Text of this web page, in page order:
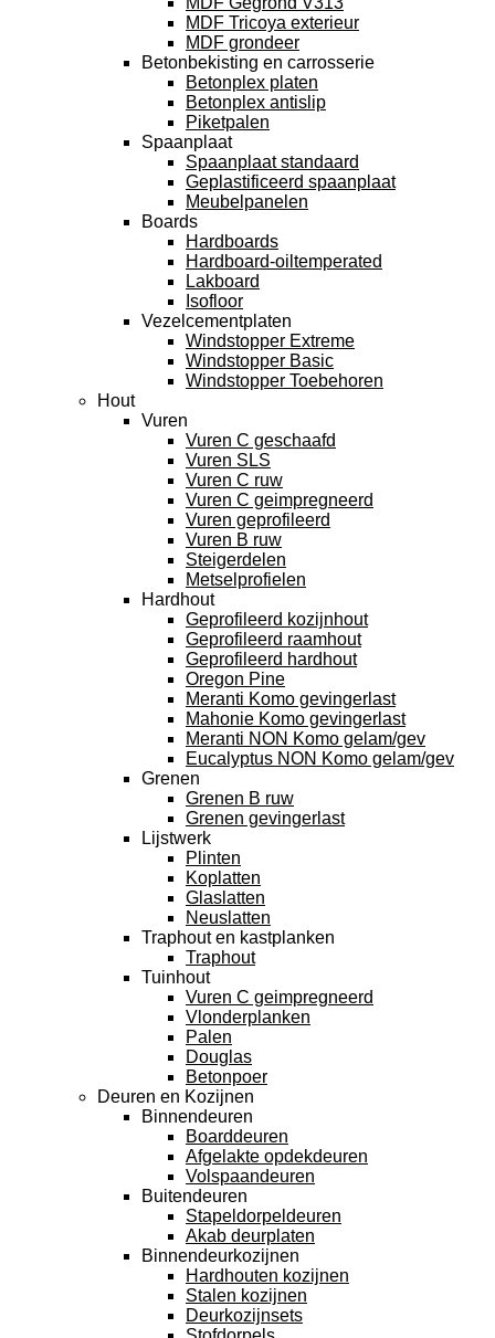
MDF Tricoya exterieur
MDF grondeer
Betonbekisting en carrosserie
Betonplex platen
Betonplex antislip
Piketpalen
Spaanplaat
Spaanplaat standaard
Geplastificeerd spaanplaat
Meubelpanelen
Boards
Hardboards
Hardboard-oiltemperated
Lakboard
Isofloor
Vezelcementplaten
Windstopper Extreme
Windstopper Basic
Windstopper Toebehoren
Hout
Vuren
Vuren C geschaafd
Vuren SLS
Vuren C ruw
Vuren C geimpregneerd
Vuren geprofileerd
Vuren B ruw
Steigerdelen
Metselprofielen
Hardhout
Geprofileerd kozijnhout
Geprofileerd raamhout
Geprofileerd hardhout
Oregon Pine
Meranti Komo gevingerlast
Mahonie Komo gevingerlast
Meranti NON Komo gelam/gev
Eucalyptus NON Komo gelam/gev
Grenen
Grenen B ruw
Grenen gevingerlast
Lijstwerk
Plinten
Koplatten
Glaslatten
Neuslatten
Traphout en kastplanken
Traphout
Tuinhout
Vuren C geimpregneerd
Vlonderplanken
Palen
Douglas
Betonpoer
Deuren en Kozijnen
Binnendeuren
Boarddeuren
Afgelakte opdekdeuren
Volspaandeuren
Buitendeuren
Stapeldorpeldeuren
Akab deurplaten
Binnendeurkozijnen
Hardhouten kozijnen
Stalen kozijnen
Deurkozijnsets